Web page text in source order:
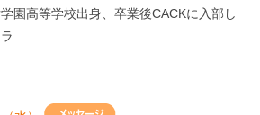
園高等学校出身、卒業後CACKに入部し
...